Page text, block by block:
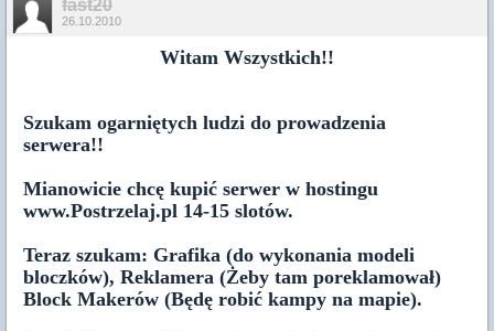
fast20
26.10.2010
Witam Wszystkich!!
Szukam ogarniętych ludzi do prowadzenia
serwera!!
Mianowicie chcę kupić serwer w hostingu
www.Postrzelaj.pl 14-15 slotów.
Teraz szukam: Grafika (do wykonania modeli
bloczków), Reklamera (Żeby tam poreklamował)
Block Makerów (Będę robić kampy na mapie).